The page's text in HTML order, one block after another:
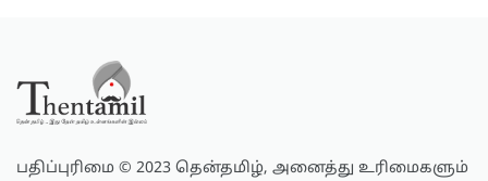
பதிப்புரிமை © 2023 தென்தமிழ், அனைத்து உரிமைகளும்